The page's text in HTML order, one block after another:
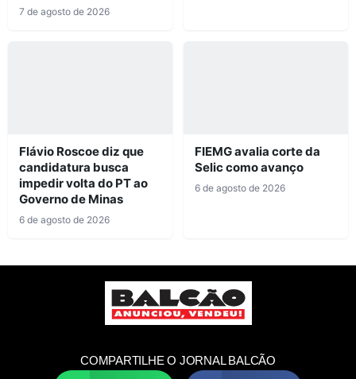
7 de agosto de 2026
Flávio Roscoe diz que
candidatura busca
impedir volta do PT ao
Governo de Minas
6 de agosto de 2026
FIEMG avalia corte da
Selic como avanço
6 de agosto de 2026
COMPARTILHE O JORNAL BALCÃO